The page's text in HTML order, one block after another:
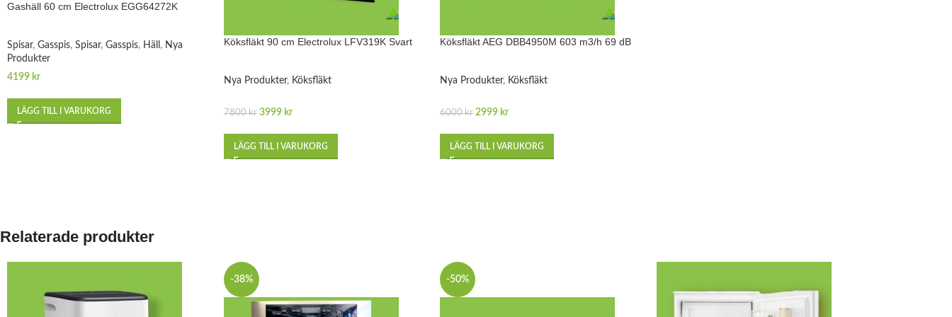
Gashäll 60 cm Electrolux EGG64272K
Spisar, Gasspis, Spisar, Gasspis, Häll , Nya
Produkter
4199 kr
LÄGG TILL I VARUKORG
Köksfläkt 90 cm Electrolux LFV319K Svart
Nya Produkter, Köksfläkt
7800kr 3999 kr
LÄGG TILL I VARUKORG
Köksfläkt AEG DBB4950M 603 m3/h 69 dB
Nya Produkter, Köksfläkt
6000kr 2999 kr
LÄGG TILL I VARUKORG
Relaterade produkter
-38% -50%